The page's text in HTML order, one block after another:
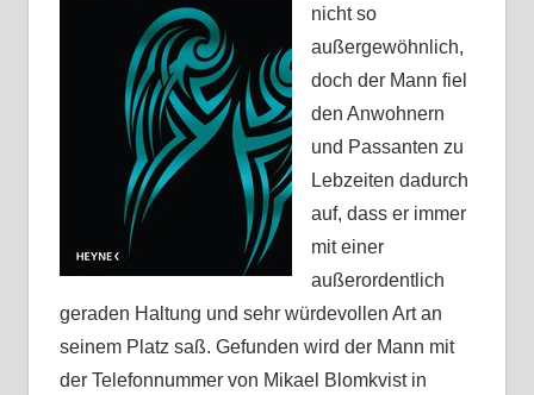
nicht so
außergewöhnlich,
doch der Mann fiel
den Anwohnern
und Passanten zu
Lebzeiten dadurch
auf, dass er immer
mit einer
außerordentlich
geraden Haltung und sehr würdevollen Art an
seinem Platz saß. Gefunden wird der Mann mit
der Telefonnummer von Mikael Blomkvist in